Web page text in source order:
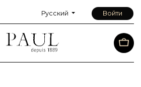
Русский Войти